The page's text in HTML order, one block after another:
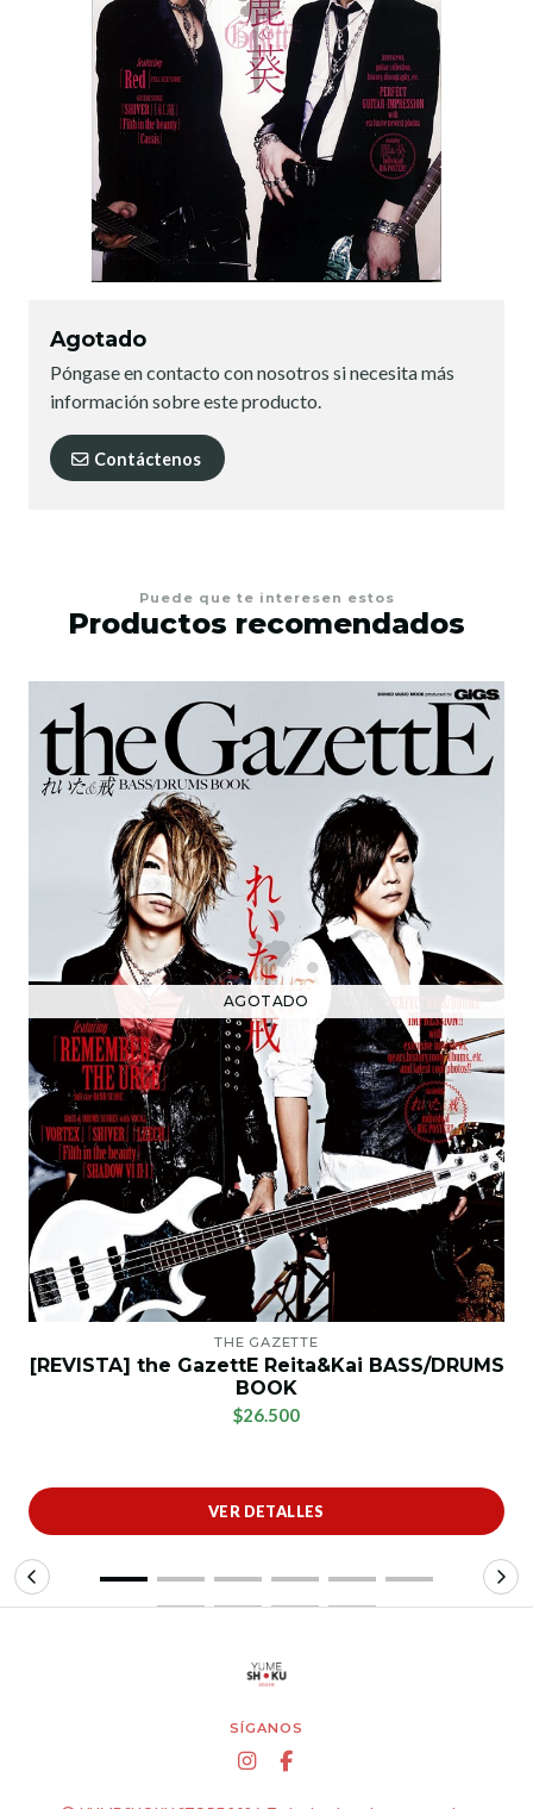
Agotado
Póngase en contacto con nosotros si necesita más
información sobre este producto.
Contáctenos
Puede que te interesen estos
Productos recomendados
AGOTADO
THE GAZETTE
[REVISTA] the GazettE Reita&Kai BASS/DRUMS
BOOK
$26.500
VER DETALLES
SÍGANOS